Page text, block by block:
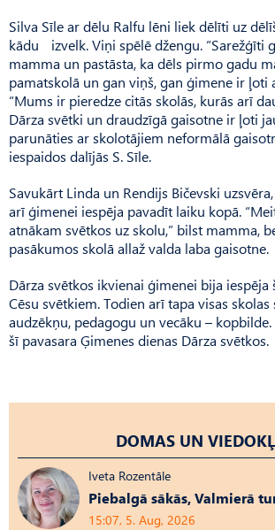
Silva Sīle ar dēlu Ralfu lēni liek dēlīti uz
kādu izvelk. Viņi spēlē džengu. “Sarežģīti
mamma un pastāsta, ka dēls pirmo gadu
pamatskolā un gan viņš, gan ģimene ir ļoti
“Mums ir pieredze citās skolās, kurās arī
Dārza svētki un draudzīgā gaisotne ir ļoti
parunāties ar skolotājiem neformālā
iespaidos dalījās S. Sīle.
Savukārt Linda un Rendijs Bičevski
arī ģimenei iespēja pavadīt laiku kopā.
atnākam svētkos uz skolu,” bilst mamma,
pasākumos skolā allaž valda laba gaisotne.
Dārza svētkos ikvienai ģimenei bija iespēja
Cēsu svētkiem. Todien arī tapa visas skolas
audzēkņu, pedagogu un vecāku –
šī pavasara Ģimenes dienas Dārza svētkos.
DOMAS UN
Iveta Rozentāle
Piebalgā sākās, Valmierā
15:07, 5. Aug, 2026